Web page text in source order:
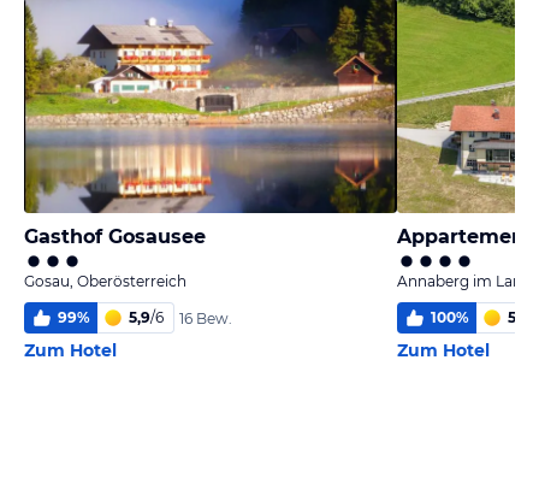
Gasthof Gosausee
Gosau, Oberösterreich
99% 5,9/6 16 Bew.
Zum Hotel
Annaberg im
100% 5,9
Zum Hotel